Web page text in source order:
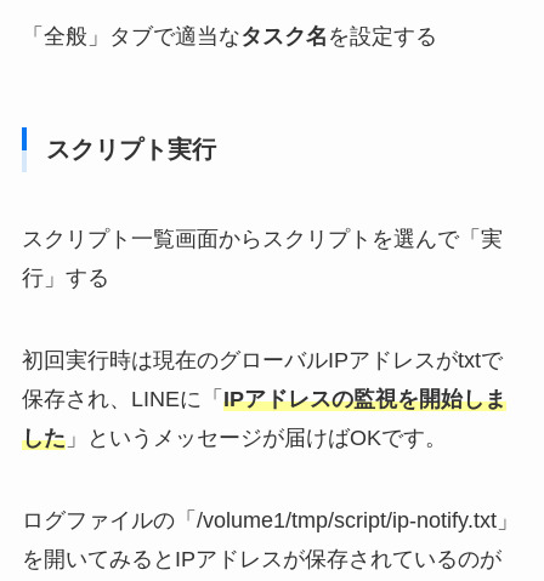
「全般」タブで適当なタスク名 を設定する
スクリプト実行
スクリプト一覧画面からスクリプトを選んで「実
行」する
初回実行時は現在のグローバルIPアドレスがtxtで
保存され、LINEに「 IPアドレスの監視を開始しま
した」というメッセージが届けばOKです。
ログファイルの「/volume1/tmp/script/ip-notify.txt」
を開いてみるとIPアドレスが保存されているのが